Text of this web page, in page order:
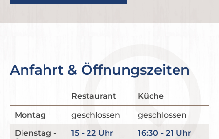
Anfahrt & Öffnungszeiten
Restaurant Küche
Montag geschlossen
geschlossen
Dienstag -
15 - 22 Uhr 16:30 - 21 Uhr